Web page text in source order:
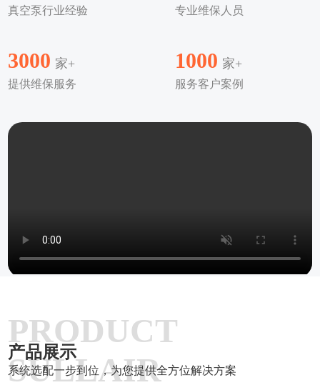
真空泵行业经验 专业维保人员
3000 家+
提供维保服务
1000 家+
服务客户案例
PRODUCT
SULLAIR
产品展示
系统选配一步到位，为您提供全方位解决方案